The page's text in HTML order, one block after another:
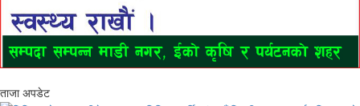
ताजा अपडेट